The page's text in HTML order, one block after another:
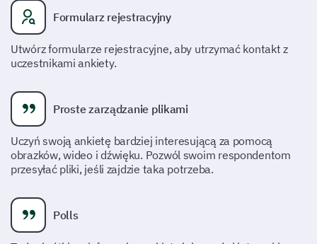
Proszę podać dodatkowe uwagi dotyczące
twojego doświadczenia z obsługą klienta.
Ogólne zadowolenie i opinie
Cenimy twoje zdanie na temat naszych usług i
produktów. Twoja opinia jest kluczowa dla naszego
Jak bardzo jesteś zadowolony z ogólnej
wartości naszych produktów w przeliczeniu na
Formularz rejestracyjny
Utwórz formularze rejestracyjne, aby utrzymać kontakt z
uczestnikami ankiety.
Proste zarządzanie plikami
Uczyń swoją ankietę bardziej interesującą za pomocą
obrazków, wideo i dźwięku. Pozwól swoim respondentom
przesyłać pliki, jeśli zajdzie taka potrzeba.
Polls